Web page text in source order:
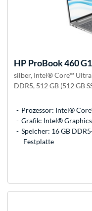
HP ProBook 460
silber, Intel® Core™
DDR5, 512 GB (512 GB
Prozessor: Intel®
Grafik: Intel® Graphics
Speicher: 16 GB
Festplatte